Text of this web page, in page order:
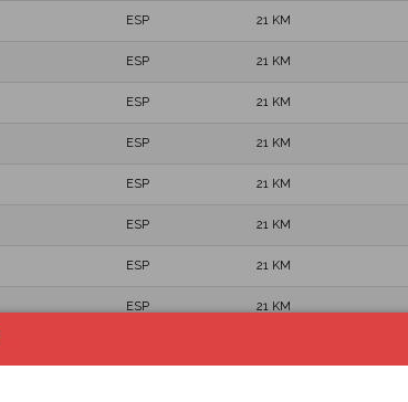
ESP 21 KM
ESP 21 KM
ESP 21 KM
ESP 21 KM
ESP 21 KM
ESP 21 KM
ESP 21 KM
ESP 21 KM